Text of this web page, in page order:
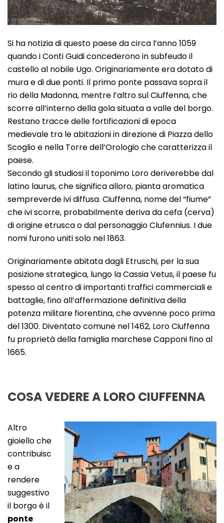
Si ha notizia di questo paese da circa l’anno 1059
quando i Conti Guidi concederono in subfeudo il
castello al nobile Ugo. Originariamente era dotato di
mura e di due ponti. Il primo ponte passava sopra il
rio della Madonna, mentre l’altro sul Ciuffenna, che
scorre all’interno della gola situata a valle del borgo.
Restano tracce delle fortificazioni di epoca
medievale tra le abitazioni in direzione di Piazza dello
Scoglio e nella Torre dell’Orologio che caratterizza il
paese.
Secondo gli studiosi il toponimo Loro deriverebbe dal
latino laurus, che significa alloro, pianta aromatica
sempreverde ivi diffusa. Ciuffenna, nome del “fiume”
che ivi scorre, probabilmente deriva da cefa (cerva)
di origine etrusca o dal personaggio Clufennius. I due
nomi furono uniti solo nel 1863.
Originariamente abitata dagli Etruschi, per la sua
posizione strategica, lungo la Cassia Vetus, il paese fu
spesso al centro di importanti traffici commerciali e
battaglie, fino all’affermazione definitiva della
potenza militare fiorentina, che avvenne poco prima
del 1300. Diventato comune nel 1462, Loro Ciuffenna
fu proprietà della famiglia marchese Capponi fino al
1665.
COSA VEDERE A LORO CIUFFENNA
Altro
gioiello che
contribuisc
e a
rendere
suggestivo
il borgo è il
ponte